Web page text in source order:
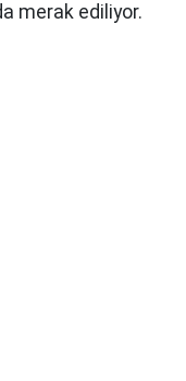
merak ediliyor.